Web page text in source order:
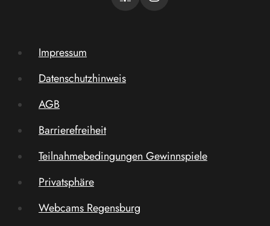
Impressum
Datenschutzhinweis
AGB
Barrierefreiheit
Teilnahmebedingungen Gewinnspiele
Privatsphäre
Webcams Regensburg